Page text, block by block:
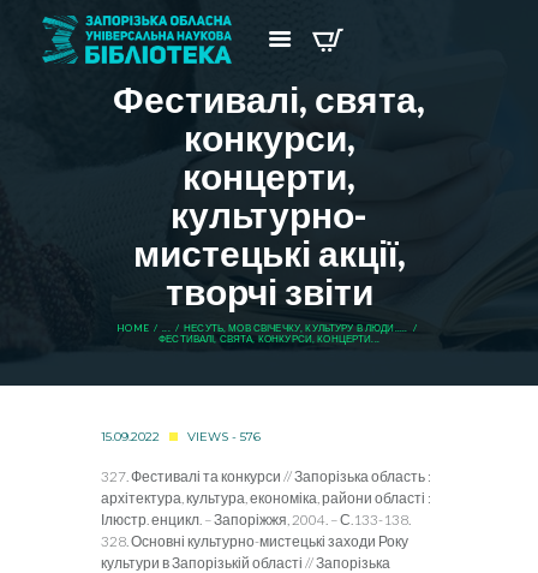
Фестивалі, свята,
конкурси,
концерти,
культурно-
мистецькі акції,
творчі звіти
HOME ...
НЕСУТЬ, МОВ СВІЧЕЧКУ, КУЛЬТУРУ В ЛЮДИ.....
ФЕСТИВАЛІ, СВЯТА, КОНКУРСИ, КОНЦЕРТИ...
15.09.2022 VIEWS - 576
327. Фестивалі та конкурси // Запорізька область :
архітектура, культура, економіка, райони області :
Ілюстр. енцикл. – Запоріжжя, 2004. – С.133-138.
328. Основні культурно-мистецькі заходи Року
культури в Запорізькій області // Запорізька